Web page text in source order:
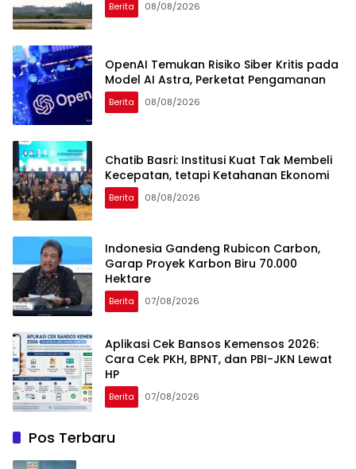
Berita 08/08/2026
OpenAI Temukan Risiko Siber Kritis pada
Model AI Astra, Perketat Pengamanan
Berita 08/08/2026
Chatib Basri: Institusi Kuat Tak Membeli
Kecepatan, tetapi Ketahanan Ekonomi
Berita 08/08/2026
Indonesia Gandeng Rubicon Carbon,
Garap Proyek Karbon Biru 70.000
Hektare
Berita 07/08/2026
Aplikasi Cek Bansos Kemensos 2026:
Cara Cek PKH, BPNT, dan PBI-JKN Lewat
HP
Berita 07/08/2026
Pos Terbaru